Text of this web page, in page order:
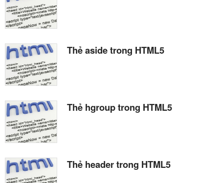
Thẻ aside trong HTML5
Thẻ hgroup trong HTML5
Thẻ header trong HTML5